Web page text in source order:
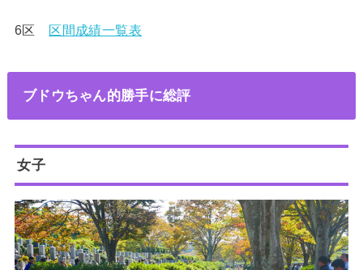
6区 区間成績一覧表
ブドウちゃん的勝手に総評
女子